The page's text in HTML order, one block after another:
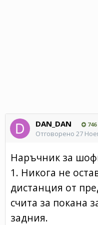
DAN_DAN 746
Отговорено 27
Наръчник за
1. Никога не
дистанция от
счита за покана
задния.